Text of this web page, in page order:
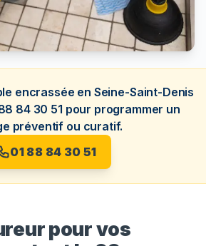
encrassée en Seine-Saint-Denis
84 30 51 pour programmer un
préventif ou curatif.
01 88 84 30 51
pour vos